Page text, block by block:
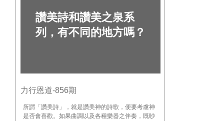
讚美詩和讚美之泉系
列，有不同的地方嗎？
力行恩道-856期
所謂「讚美詩」，就是讚美神的詩歌，便要考慮神
是否會喜歡。如果曲調以及各種樂器之伴奏，既吵